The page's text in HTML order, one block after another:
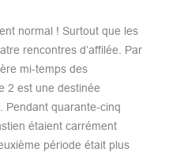
normal ! Surtout que les
rencontres d’affilée. Par
mi-temps des
2 est une destinée
Pendant quarante-cinq
étaient carrément
période était plus